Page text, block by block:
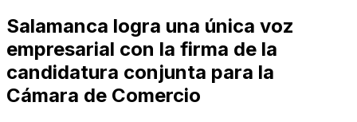
Salamanca logra una única voz
empresarial con la firma de la
candidatura conjunta para la
Cámara de Comercio